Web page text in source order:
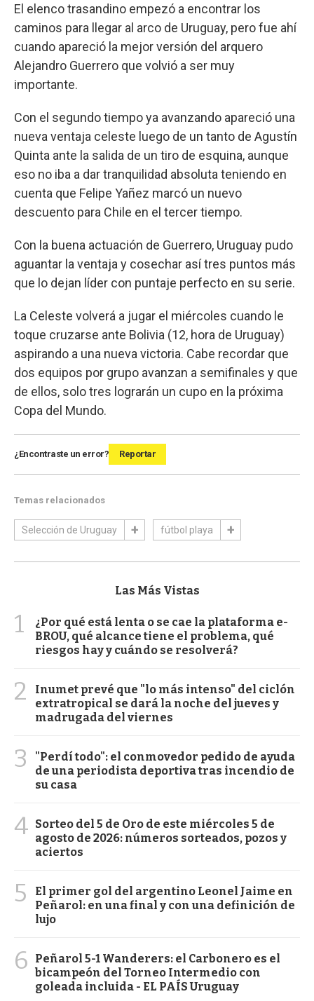
El elenco trasandino empezó a encontrar los
caminos para llegar al arco de Uruguay, pero fue ahí
cuando apareció la mejor versión del arquero
Alejandro Guerrero que volvió a ser muy
importante.
Con el segundo tiempo ya avanzando apareció una
nueva ventaja celeste luego de un tanto de Agustín
Quinta ante la salida de un tiro de esquina, aunque
eso no iba a dar tranquilidad absoluta teniendo en
cuenta que Felipe Yañez marcó un nuevo
descuento para Chile en el tercer tiempo.
Con la buena actuación de Guerrero, Uruguay pudo
aguantar la ventaja y cosechar así tres puntos más
que lo dejan líder con puntaje perfecto en su serie.
La Celeste volverá a jugar el miércoles cuando le
toque cruzarse ante Bolivia (12, hora de Uruguay)
aspirando a una nueva victoria. Cabe recordar que
dos equipos por grupo avanzan a semifinales y que
de ellos, solo tres lograrán un cupo en la próxima
Copa del Mundo.
¿Encontraste un error? Reportar
Temas relacionados
Selección de Uruguay fútbol playa
Las Más Vistas
1
¿Por qué está lenta o se cae la plataforma e-
BROU, qué alcance tiene el problema, qué
riesgos hay y cuándo se resolverá?
2
Inumet prevé que "lo más intenso" del ciclón
extratropical se dará la noche del jueves y
madrugada del viernes
3
"Perdí todo": el conmovedor pedido de ayuda
de una periodista deportiva tras incendio de
su casa
4 Sorteo del 5 de Oro de este miércoles 5 de
agosto de 2026: números sorteados, pozos y
aciertos
5
El primer gol del argentino Leonel Jaime en
Peñarol: en una final y con una definición de
lujo
6
Peñarol 5-1 Wanderers: el Carbonero es el
bicampeón del Torneo Intermedio con
goleada incluida - EL PAÍS Uruguay